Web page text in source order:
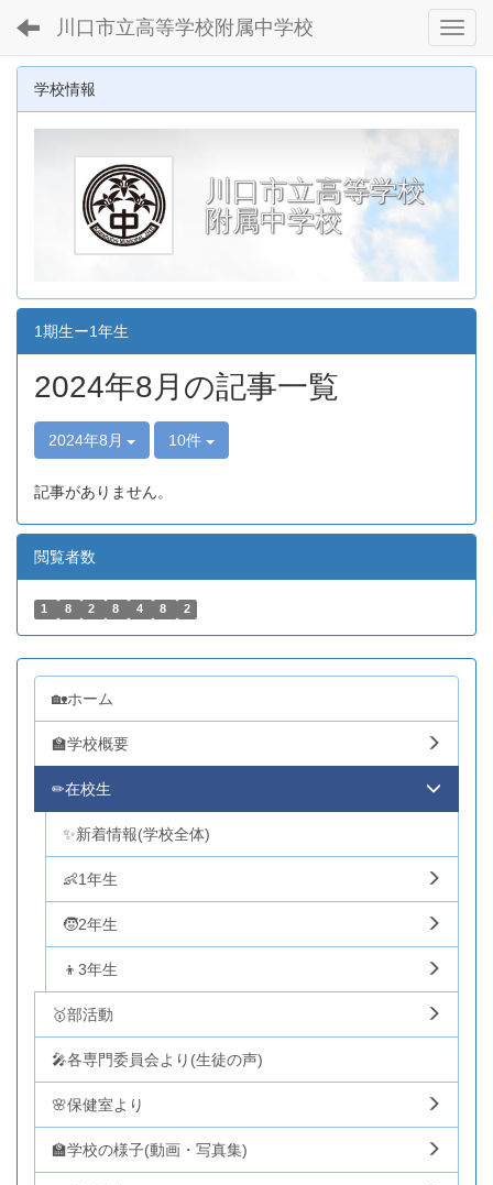
川口市立高等学校附属中学校
学校情報
川口市立高等学校
附属中学校
1期生ー1年生
2024年8月の記事一覧
2024年8月 10件
記事がありません。
閲覧者数
1 8 2 8 4 8 2
🏡ホーム
🏫学校概要
✏在校生
✨新着情報(学校全体)
👶1年生
🧒2年生
👦3年生
🥇部活動
🎤各専門委員会より(生徒の声)
🌸保健室より
🏫学校の様子(動画・写真集)